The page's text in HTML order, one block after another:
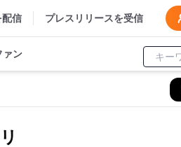
配信 プレスリリースを受信
ァン
リ